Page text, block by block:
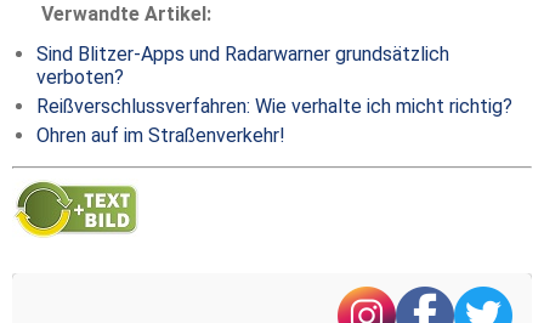
Verwandte Artikel:
Sind Blitzer-Apps und Radarwarner grundsätzlich
verboten?
Reißverschlussverfahren: Wie verhalte ich micht richtig?
Ohren auf im Straßenverkehr!